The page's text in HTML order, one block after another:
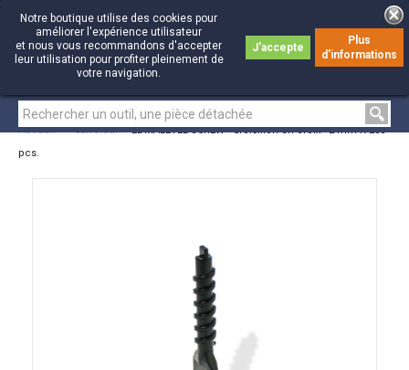
0
0
Notre boutique utilise des cookies pour
améliorer l'expérience utilisateur
et nous vous recommandons d'accepter
leur utilisation pour profiter pleinement de
votre navigation.
J'accepte
Plus
d'informations
Accueil > Carreleur > EDMALEVEL SCREW - Croisillon en croix - 2 mm X 200
pcs.